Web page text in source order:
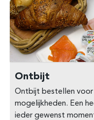
Ontbijt
Ontbijt bestellen voor
mogelijkheden. Een
ieder gewenst